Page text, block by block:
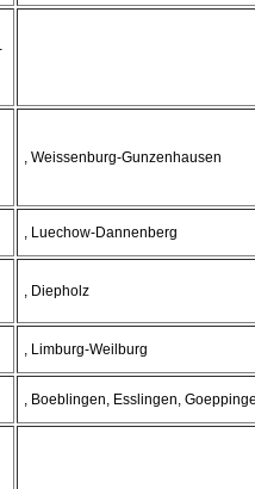
, Weissenburg-Gunzenhausen
, Luechow-Dannenberg
, Diepholz
, Limburg-Weilburg
, Boeblingen, Esslingen,